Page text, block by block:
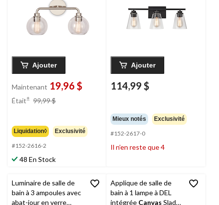
Ajouter
Maintenant 19,96 $
Était± 99,99 $
Liquidation◊ Exclusivité
#152-2616-2
48 En Stock
Ajouter
114,99 $
Mieux notés Exclusivité
#152-2617-0
Il n’en reste que 4
Luminaire de salle de
bain à 3 ampoules avec
abat-jour en verre
Applique de salle de
bain à 1 lampe à DEL
intégrée Canvas Slade,